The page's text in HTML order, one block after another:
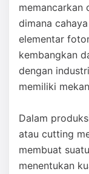
memancarkan
dimana
elementar
kembangkan
dengan
memiliki
Dalam
atau cutting
membuat
menentukan